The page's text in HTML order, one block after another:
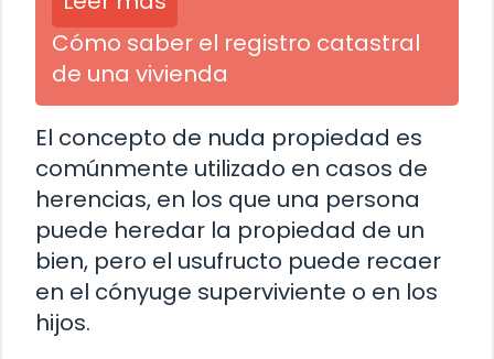
Cómo saber el registro catastral
de una vivienda
El concepto de nuda propiedad es
comúnmente utilizado en casos de
herencias, en los que una persona
puede heredar la propiedad de un
bien, pero el usufructo puede recaer
en el cónyuge superviviente o en los
hijos.